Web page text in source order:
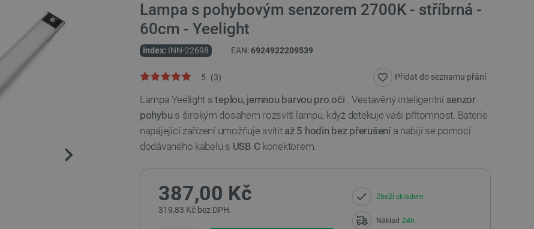
Lampa s pohybovým senzorem 2700K - stříbrná -
60cm - Yeelight
Index: INN-22698 EAN:6924922209539
5 (3) Přidat do seznamu přání
Lampa Yeelight steplou, jemnou barvou pro oči . Vestavěný inteligentní senzor
pohybu s širokým dosahem rozsvítí lampu, když detekuje vaši přítomnost. Baterie
napájející zařízení umožňuje svítit až 5 hodin bez přerušenía nabíjí se pomocí
dodávaného kabelu s USB C konektorem.
387,00 Kč
319,83 Kč bez DPH.
Zboží skladem
Náklad 24h